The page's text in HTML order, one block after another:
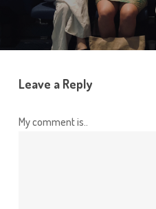
Leave a Reply
My comment is..